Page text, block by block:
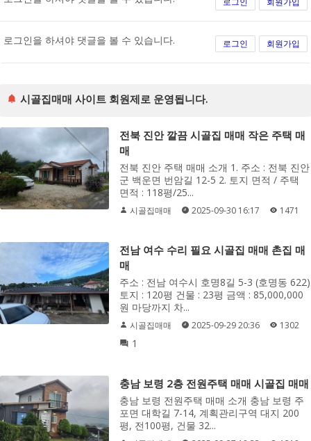
로그인을 하셔야 댓글을 볼 수 있습니다. 회원가입
로그인
시골집매매 사이트 회원제로 운영됩니다.
전북 진안 깔끔 시골집 매매 작은 주택 매
매
전북 진안 주택 매매 소개 1. 주소 : 전북 진안
군 백운면 번암길 12-5 2. 토지 면적 / 주택
면적 : 118평/25...
시골집매매 2025-09-30 16:17 1471
전남 여수 수리 필요 시골집 매매 촌집 매
매
주소 : 전남 여수시 호명8길 5-3 (호명동 622)
토지 : 120평 건물 : 23평 금액 : 85,000,000
원 마당까지 차...
시골집매매 2025-09-29 20:36 1302
1
충남 보령 2층 전원주택 매매 시골집 매매
충남 보령 전원주택 매매 소개 충남 보령 주
포면 대학길 7-14, 계획관리구역 대지 200
평, 전100평, 건물 32...